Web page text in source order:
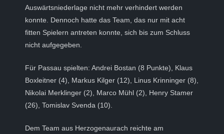
Auswärtsniederlage nicht mehr verhindert werden
konnte. Dennoch hatte das Team, das nur mit acht
fitten Spielern antreten konnte, sich bis zum Schluss
nicht aufgegeben.
Für Passau spielten: Andrei Bostan (8 Punkte), Klaus
Boxleitner (4), Markus Kilger (12), Linus Krinninger (8),
Nikolai Merklinger (2), Marco Mühl (2), Henry Stamer
(26), Tomislav Svenda (10).
Dem Team aus Herzogenaurach reichte am